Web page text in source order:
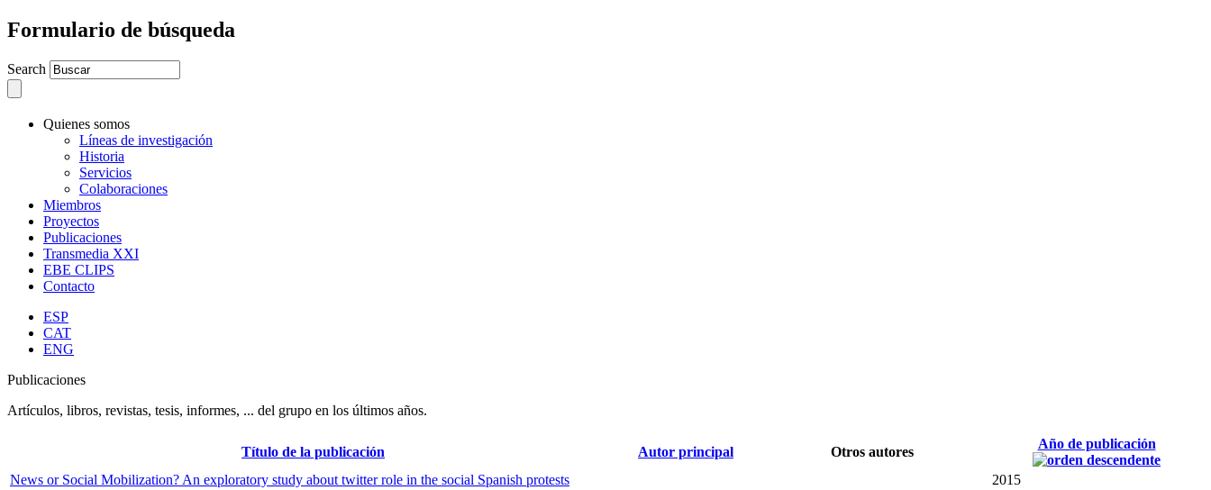
Formulario de búsqueda
Search
Quienes somos
Líneas de investigación
Historia
Servicios
Colaboraciones
Miembros
Proyectos
Publicaciones
Transmedia XXI
EBE CLIPS
Contacto
ESP
CAT
ENG
Publicaciones
Artículos, libros, revistas, tesis, informes, ... del grupo en los últimos años.
Título de la publicación Autor principal Otros autores
Año de publicación
News or Social Mobilization? An exploratory study about twitter role in the social Spanish protests
2015